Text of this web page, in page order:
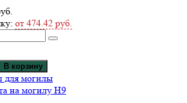
от 474.42 руб.
В корзину
для могилы